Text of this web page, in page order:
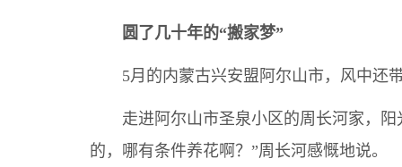
圆了几十年的“搬家梦”
5月的内蒙古兴安盟阿尔山市，风中还带
走进阿尔山市圣泉小区的周长河家，阳
的，哪有条件养花啊？”周长河感慨地说。